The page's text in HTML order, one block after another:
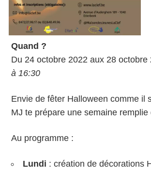
Quand ?
Du 24 octobre 2022 aux 28 octobre
à 16:30
Envie de fêter Halloween comme il
MJ te prépare une semaine remplie
Au programme :
Lundi : création de décorations